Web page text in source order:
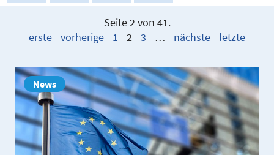
Seite 2 von 41.
erste
vorherige 1 2 3 … nächste letzte
News